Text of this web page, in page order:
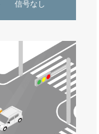
信号なし